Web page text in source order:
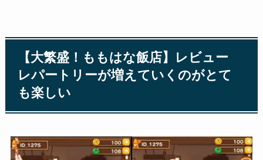
【大繁盛！ももはな飯店】レビュー
レパートリーが増えていくのがとて
も楽しい